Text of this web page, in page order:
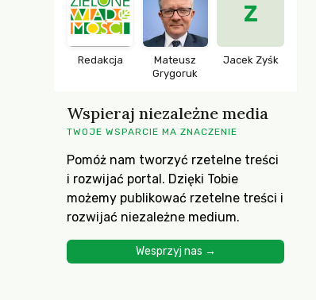
Redakcja
Mateusz
Grygoruk
Z
Jacek Zyśk
Wspieraj niezależne media
TWOJE WSPARCIE MA ZNACZENIE
Pomóż nam tworzyć rzetelne treści
i rozwijać portal. Dzięki Tobie
możemy publikować rzetelne treści i
rozwijać niezależne medium.
Wesprzyj nas →